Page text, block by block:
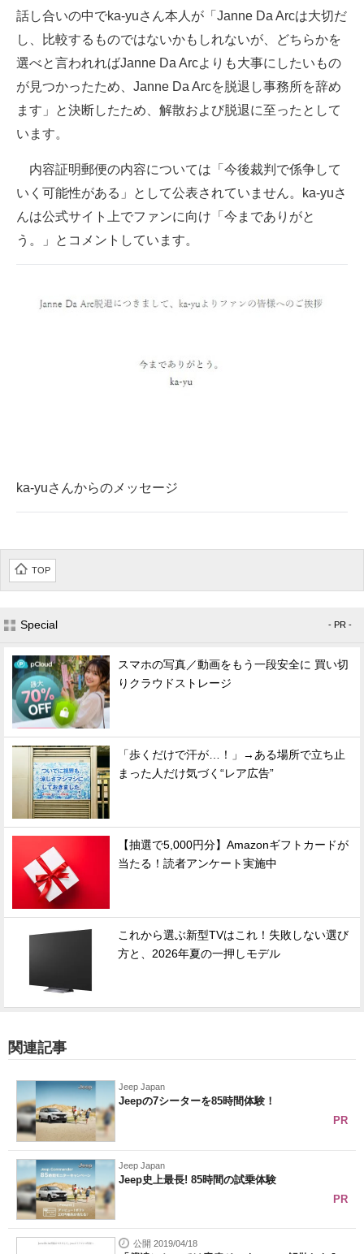
建設×テクノロジーの最前線
話し合いの中でka-yuさん本人が「Janne Da Arcは大切だ
し、比較するものではないかもしれないが、どちらかを
選べと言われればJanne Da Arcよりも大事にしたいもの
が見つかったため、Janne Da Arcを脱退し事務所を辞め
ます」と決断したため、解散および脱退に至ったとして
います。
内容証明郵便の内容については「今後裁判で係争して
いく可能性がある」として公表されていません。ka-yuさ
んは公式サイト上でファンに向け「今までありがと
う。」とコメントしています。
ka-yuさんからのメッセージ
TOP
Special - PR -
スマホの写真／動画をもう一段安全に 買い切
りクラウドストレージ
「歩くだけで汗が…！」→ある場所で立ち止
まった人だけ気づく“レア広告”
【抽選で5,000円分】Amazonギフトカードが
当たる！読者アンケート実施中
これから選ぶ新型TVはこれ！失敗しない選び
方と、2026年夏の一押しモデル
関連記事
Jeep Japan
Jeepの7シーターを85時間体験！
PR
Jeep Japan
Jeep史上最長! 85時間の試乗体験
PR
公開 2019/04/18